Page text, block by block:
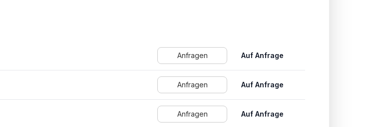
Anfragen Auf Anfrage
Anfragen Auf Anfrage
Anfragen Auf Anfrage